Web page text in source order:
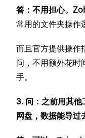
答：不用担心。
常用的文件夹操作
而且官方提供操作
问，不用额外花时
手。
3. 问：之前用其
网盘，数据能导过